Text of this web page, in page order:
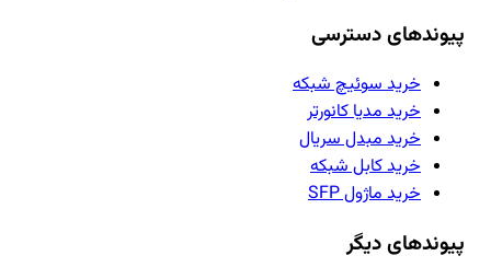
پیوندهای دسترسی
خرید سوئیچ شبکه
خرید مدیا کانورتر
خرید مبدل سریال
خرید کابل شبکه
خرید ماژول SFP
پیوندهای دیگر